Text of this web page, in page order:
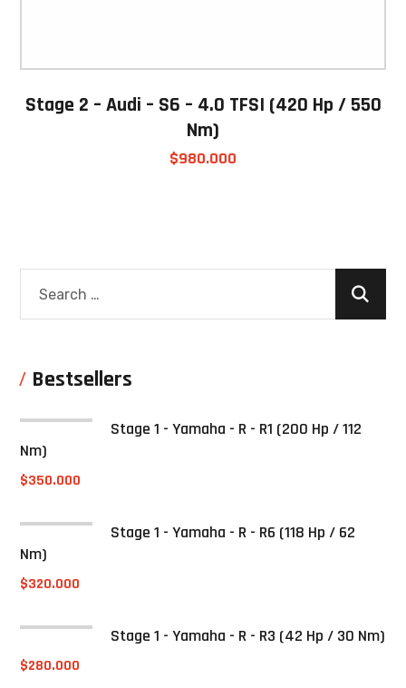
Stage 2 – Audi – S6 – 4.0 TFSI (420 Hp / 550
Nm)
$980.000
Bestsellers
Stage 1 - Yamaha - R - R1 (200 Hp / 112
Nm)
$350.000
Stage 1 - Yamaha - R - R6 (118 Hp / 62
Nm)
$320.000
Stage 1 - Yamaha - R - R3 (42 Hp / 30 Nm)
$280.000